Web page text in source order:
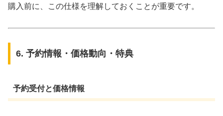
購入前に、この仕様を理解しておくことが重要です。
6. 予約情報・価格動向・特典
予約受付と価格情報